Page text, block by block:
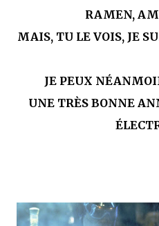
RAMEN,
MAIS, TU LE VOIS, JE
JE PEUX
UNE TRÈS BONNE